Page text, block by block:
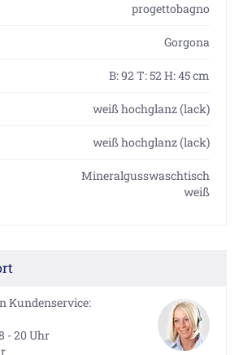
progettobagno
Gorgona
B: 92 T: 52 H: 45 cm
weiß hochglanz (lack)
weiß hochglanz (lack)
Mineralgusswaschtisch
weiß
Kundenservice:
- 20 Uhr